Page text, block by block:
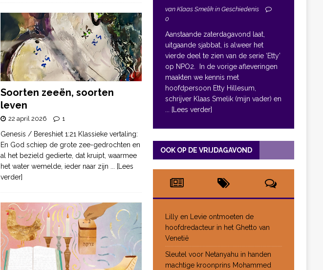
Soorten zeeën, soorten
leven
22 april 2026 1
Genesis / Bereshiet 1:21 Klassieke vertaling:
En God schiep de grote zee-gedrochten en
al het bezield gedierte, dat kruipt, waarmee
het water wemelde, ieder naar zijn ... [Lees
verder]
van Klaas Smelik in Geschiedenis
0
Aanstaande zaterdagavond laat,
uitgaande sjabbat, is alweer het
vierde deel te zien van de serie ‘Etty’
op NPO2. In de vorige afleveringen
maakten we kennis met
hoofdpersoon Etty Hillesum,
schrijver Klaas Smelik (mijn vader) en
... [Lees verder]
OOK OP DE VRIJDAGAVOND
Lilly en Levie ontmoeten de
hoofdredacteur in het Ghetto van
Venetië
Sleutel voor Netanyahu in handen
machtige kroonprins Mohammed